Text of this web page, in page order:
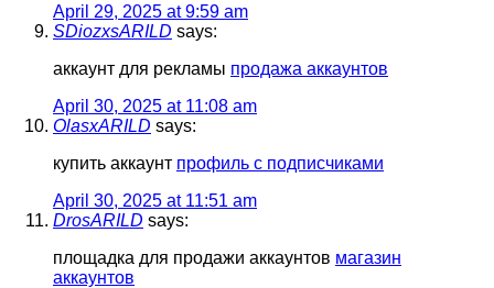
April 29, 2025 at 9:59 am
SDiozxsARILD says:
аккаунт для рекламы продажа аккаунтов
April 30, 2025 at 11:08 am
OlasxARILD says:
купить аккаунт профиль с подписчиками
April 30, 2025 at 11:51 am
DrosARILD says:
площадка для продажи аккаунтов магазин
аккаунтов